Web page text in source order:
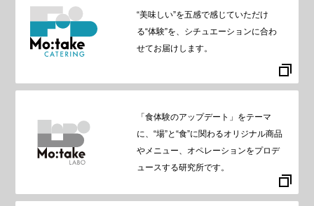
“美味しい”を五感で感じていただけ
る“体験”を、シチュエーションに合わ
せてお届けします。
「食体験のアップデート」をテーマ
に、“場”と“食”に関わるオリジナル商品
やメニュー、オペレーションをプロデ
ュースする研究所です。